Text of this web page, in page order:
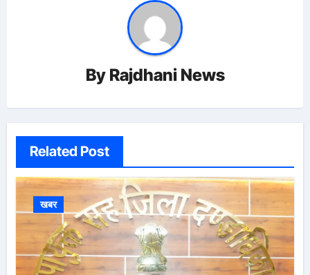
By Rajdhani News
Related Post
खबर